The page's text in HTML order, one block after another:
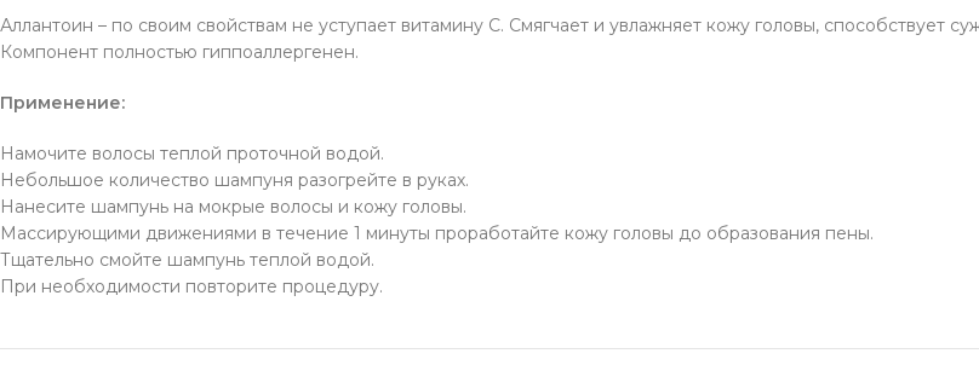
Аллантоин – по своим свойствам не уступает витамину С. Смягчает и увлажняет кожу головы, способствует
Компонент полностью гиппоаллергенен.
Применение:
Намочите волосы теплой проточной водой.
Небольшое количество шампуня разогрейте в руках.
Нанесите шампунь на мокрые волосы и кожу головы.
Массирующими движениями в течение 1 минуты проработайте кожу головы до образования пены.
Тщательно смойте шампунь теплой водой.
При необходимости повторите процедуру.